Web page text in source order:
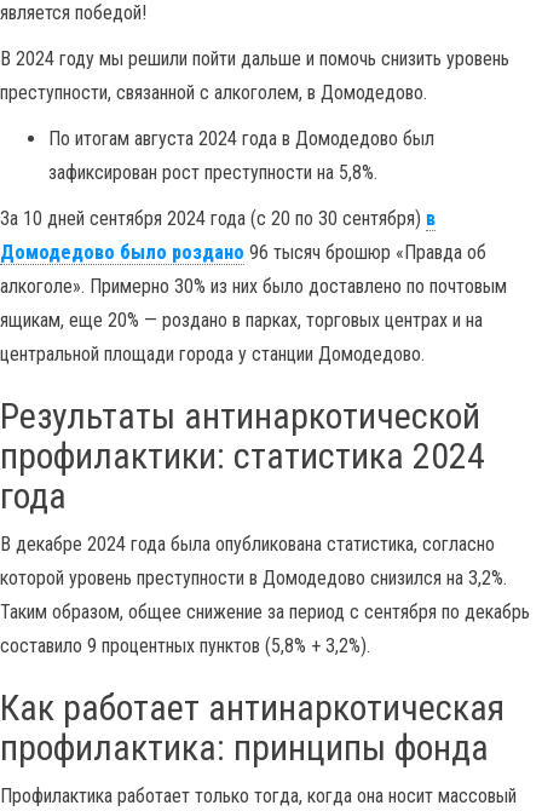
является победой!
В 2024 году мы решили пойти дальше и помочь снизить уровень
преступности, связанной с алкоголем, в Домодедово.
По итогам августа 2024 года в Домодедово был
зафиксирован рост преступности на 5,8%.
За 10 дней сентября 2024 года (с 20 по 30 сентября) в
Домодедово было роздано 96 тысяч брошюр «Правда об
алкоголе». Примерно 30% из них было доставлено по почтовым
ящикам, еще 20% — роздано в парках, торговых центрах и на
центральной площади города у станции Домодедово.
Результаты антинаркотической
профилактики: статистика 2024
года
В декабре 2024 года была опубликована статистика, согласно
которой уровень преступности в Домодедово снизился на 3,2%.
Таким образом, общее снижение за период с сентября по декабрь
составило 9 процентных пунктов (5,8% + 3,2%).
Как работает антинаркотическая
профилактика: принципы фонда
Профилактика работает только тогда, когда она носит массовый